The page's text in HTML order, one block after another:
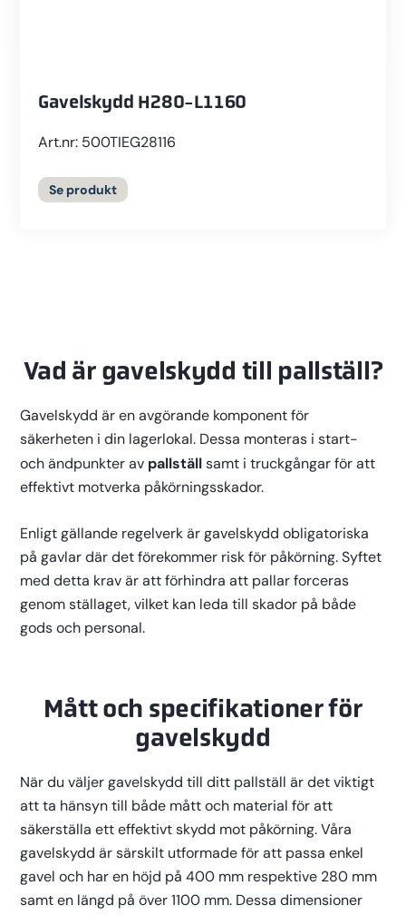
Gavelskydd H280-L1160
Art.nr: 500TIEG28116
Se produkt
Vad är gavelskydd till pallställ?
Gavelskydd är en avgörande komponent för
säkerheten i din lagerlokal. Dessa monteras i start-
och ändpunkter av pallställ samt i truckgångar för att
effektivt motverka påkörningsskador.
Enligt gällande regelverk är gavelskydd obligatoriska
på gavlar där det förekommer risk för påkörning. Syftet
med detta krav är att förhindra att pallar forceras
genom ställaget, vilket kan leda till skador på både
gods och personal.
Mått och specifikationer för
gavelskydd
När du väljer gavelskydd till ditt pallställ är det viktigt
att ta hänsyn till både mått och material för att
säkerställa ett effektivt skydd mot påkörning. Våra
gavelskydd är särskilt utformade för att passa enkel
gavel och har en höjd på 400 mm respektive 280 mm
samt en längd på över 1100 mm. Dessa dimensioner